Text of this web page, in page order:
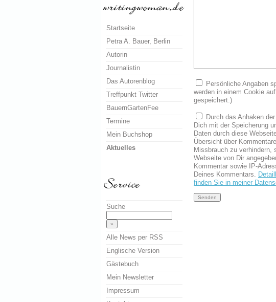
Persönliche Angaben
werden in einem Cookie
gespeichert.)
Durch das Anhaken
Dich mit der Speicherung
Daten durch diese
Übersicht über
Missbrauch zu verhindern,
Webseite von Dir
Kommentar sowie IP-
Deines Kommentars.
finden Sie in meiner
Startseite
Petra A. Bauer, Berlin
Autorin
Journalistin
Das Autorenblog
Treffpunkt Twitter
BauernGartenFee
Termine
Mein Buchshop
Aktuelles
Suche
Alle News per RSS
Englische Version
Gästebuch
Mein Newsletter
Impressum